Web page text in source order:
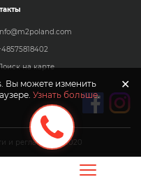
на карте
и регламент © 2020
Вы можете изменить
Узнать больше.
✕